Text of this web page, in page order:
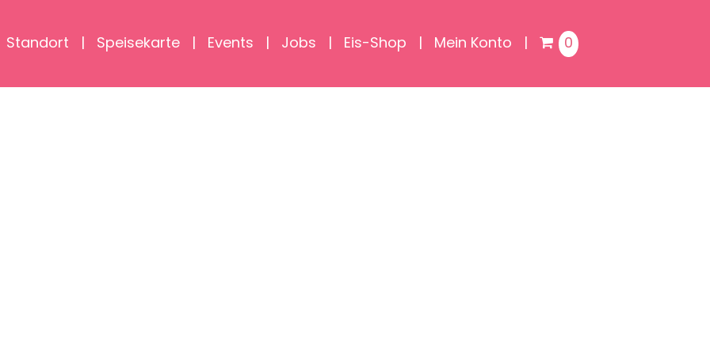
Standort Speisekarte Events Jobs Eis-Shop Mein Konto 0